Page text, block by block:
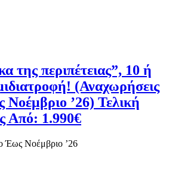
περιπέτειας”, 10 ή
(Αναχωρήσεις
’26) Τελική
Από: 1.990€
Έως Νοέμβριο ’26